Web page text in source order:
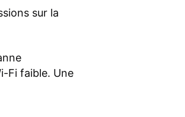
sur la
Fi faible. Une